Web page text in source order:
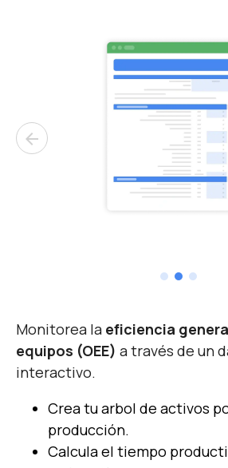
arrow_back
Monitorea la eficiencia
equipos (OEE) a través de un
interactivo.
Crea tu arbol de activos
producción.
Calcula el tiempo